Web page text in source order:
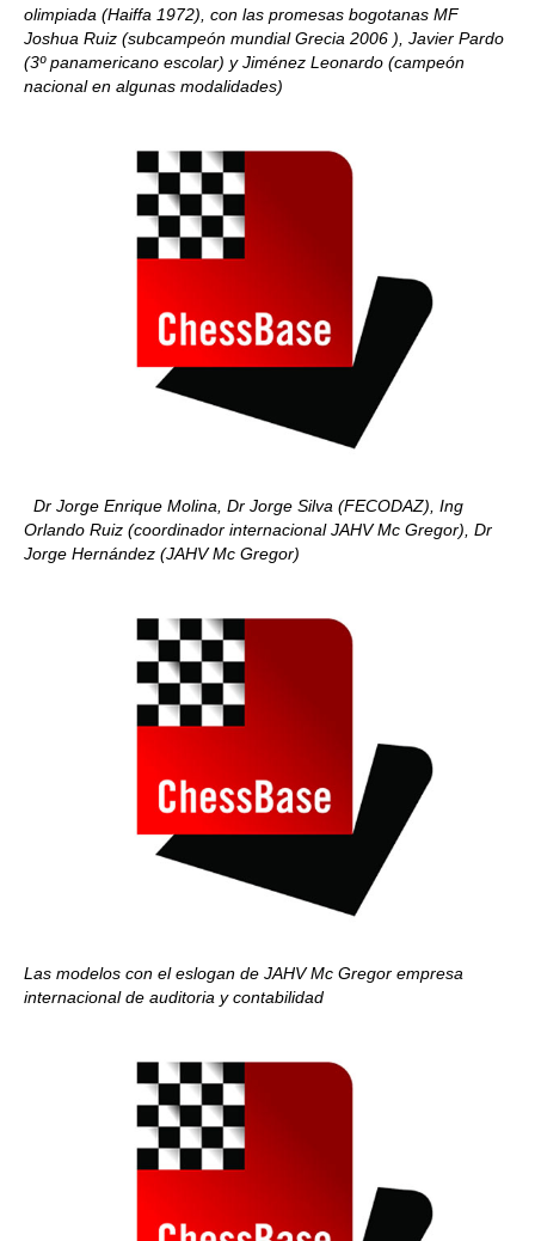
olimpiada (Haiffa 1972), con las promesas bogotanas MF
Joshua Ruiz (subcampeón mundial Grecia 2006 ), Javier Pardo
(3º panamericano escolar) y Jiménez Leonardo (campeón
nacional en algunas modalidades)
Dr Jorge Enrique Molina, Dr Jorge Silva (FECODAZ), Ing
Orlando Ruiz (coordinador internacional JAHV Mc Gregor), Dr
Jorge Hernández (JAHV Mc Gregor)
Las modelos con el eslogan de JAHV Mc Gregor empresa
internacional de auditoria y contabilidad